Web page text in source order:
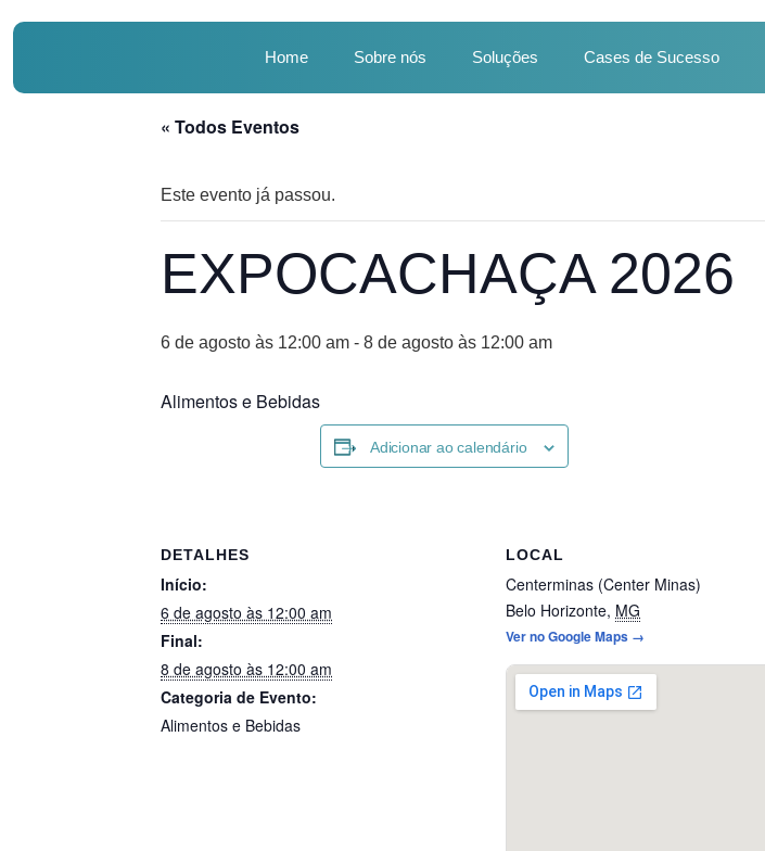
Home Sobre nós Soluções Cases de Sucesso
« Todos Eventos
Este evento já passou.
EXPOCACHAÇA 2026
6 de agosto às 12:00 am - 8 de agosto às 12:00 am
Alimentos e Bebidas
Adicionar ao calendário
DETALHES
Início:
6 de agosto às 12:00 am
Final:
8 de agosto às 12:00 am
Categoria de Evento:
Alimentos e Bebidas
LOCAL
Centerminas (Center Minas)
Belo Horizonte, MG
Ver no Google Maps →